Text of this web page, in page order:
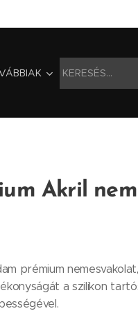
Akril
prémium
a szilikon